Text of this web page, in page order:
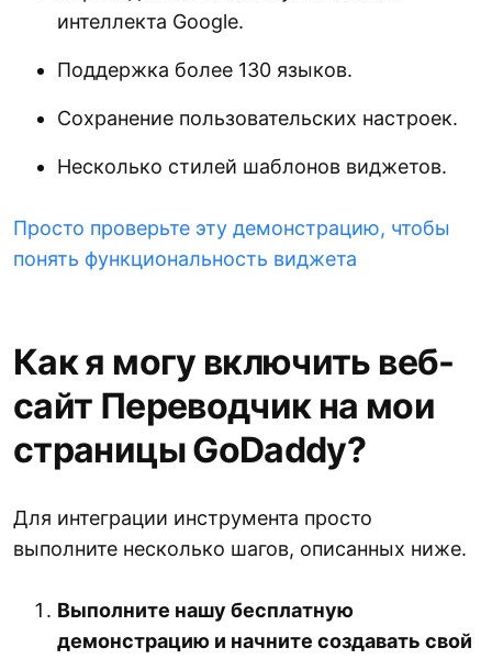
интеллекта Google.
Поддержка более 130 языков.
Сохранение пользовательских настроек.
Несколько стилей шаблонов виджетов.
Просто проверьте эту демонстрацию, чтобы
понять функциональность виджета
Как я могу включить веб-
сайт Переводчик на мои
страницы GoDaddy?
Для интеграции инструмента просто
выполните несколько шагов, описанных ниже.
Выполните нашу бесплатную
демонстрацию и начните создавать свой